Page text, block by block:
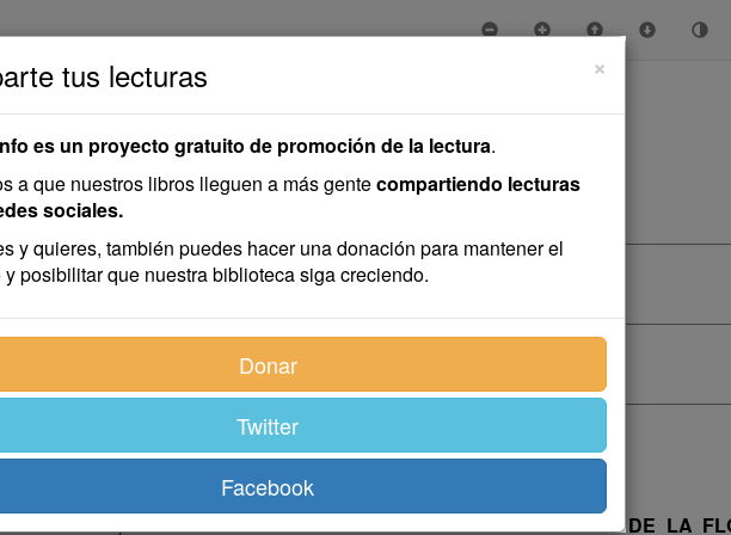
del Inca
DE SOTO, GOBERNADOR Y CAPITÁN GENERAL DEL REINO DE LA
×
tus lecturas
es un proyecto gratuito de promoción de la lectura.
a que nuestros libros lleguen a más gentecompartiendo lecturas
sociales.
y quieres, también puedes hacer una donación para mantener el
y posibilitar que nuestra biblioteca siga creciendo.
Donar
Twitter
Facebook